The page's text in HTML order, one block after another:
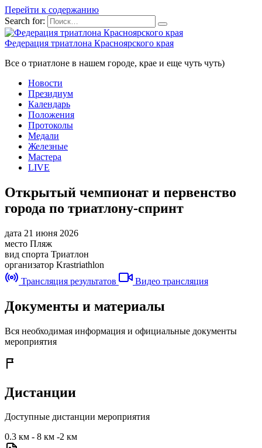
Перейти к содержанию
Search for:
Федерация триатлона Красноярского края
Все о триатлоне в нашем городе, крае и еще чуть чуть)
Новости
Президиум
Календарь
Положения
Протоколы
Медали
Железные
Мастера
LIVE
Открытый чемпионат и первенство
города по триатлону-спринт
дата 21 июня 2026
место Пляж
вид спорта Триатлон
организатор Krastriathlon
Трансляция результатов
Видео трансляция
Документы и материалы
Вся необходимая информация и официальные документы
мероприятия
Дистанции
Доступные дистанции мероприятия
0.3 км - 8 км -2 км